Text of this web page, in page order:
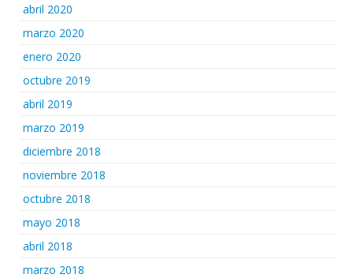
abril 2020
marzo 2020
enero 2020
octubre 2019
abril 2019
marzo 2019
diciembre 2018
noviembre 2018
octubre 2018
mayo 2018
abril 2018
marzo 2018